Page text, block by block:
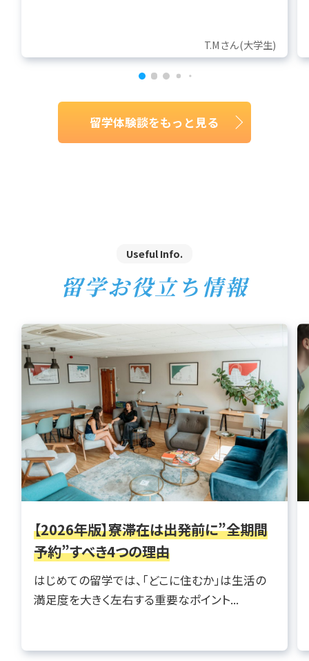
T.Mさん(大学生)
留学体験談をもっと見る
Useful Info.
留学お役立ち情報
【2026年版】寮滞在は出発前に”全期間
予約”すべき4つの理由
はじめての留学では、「どこに住むか」は生活の
満足度を大きく左右する重要なポイント...